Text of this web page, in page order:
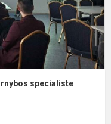
specialiste